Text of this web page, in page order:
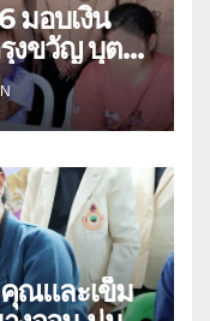
มอบเงิน
งขวัญ บุตร-
ณและเข็ม